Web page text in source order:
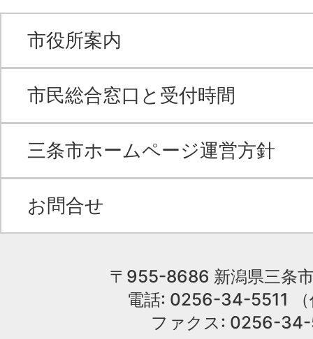
市役所案内
市民総合窓口と受付時間
三条市ホームページ運営方針
お問合せ
〒955-8686 新潟県三条
電話: 0256-34-5511
ファクス: 0256-